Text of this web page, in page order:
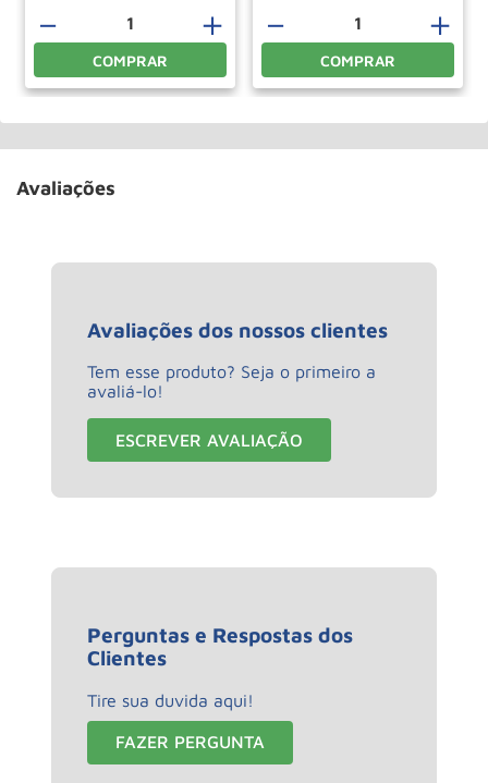
＋
－
COMPRAR
＋
－
COMPRAR
Avaliações
Avaliações dos nossos clientes
Tem esse produto? Seja o primeiro a
avaliá-lo!
ESCREVER AVALIAÇÃO
Perguntas e Respostas dos
Clientes
Tire sua duvida aqui!
FAZER PERGUNTA